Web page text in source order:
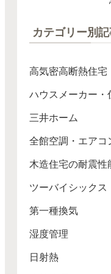
カテゴリー別
高気密高断熱住宅
ハウスメーカー・
三井ホーム
全館空調・エアコ
木造住宅の耐震性
ツーバイシックス
第一種換気
湿度管理
日射熱